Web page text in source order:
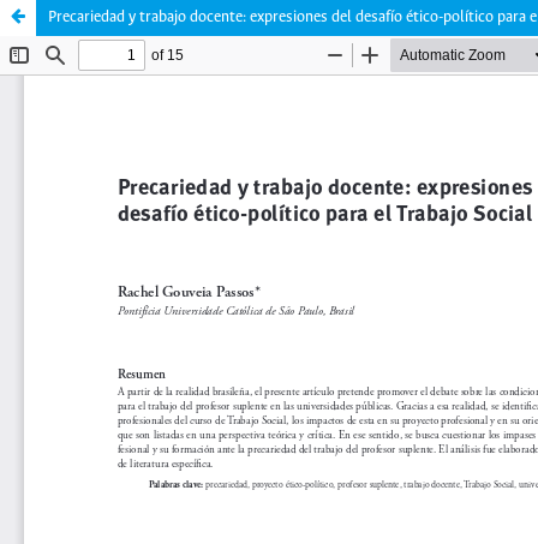
Precariedad y trabajo docente: expresiones del desafío ético-político para